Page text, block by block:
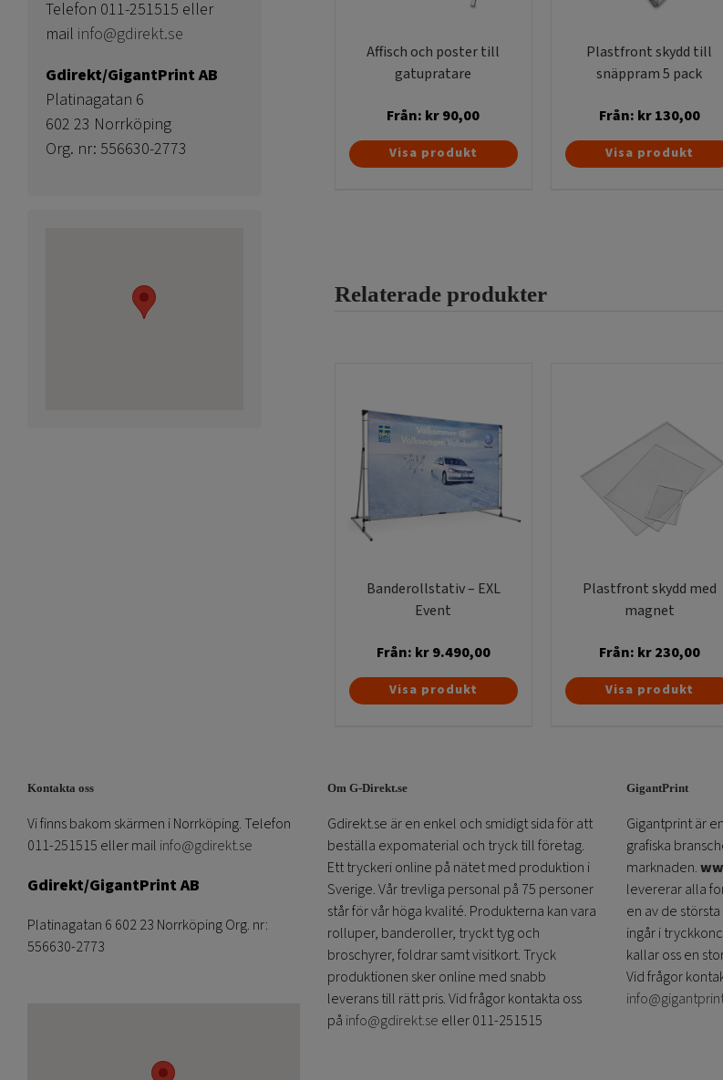
Affisch och poster till
gatupratare
Från: kr90,00
Den
här
olika
Visa produkt
Plastfront skydd till
snäppram 5 pack
Från: kr130,00
Den
här
Visa produkt
Relaterade produkter
Banderollstativ – EXL
Event
Från: kr9.490,00
Den
här
De
olika
alternativen
kan
väljas
på
produktsidan
Visa produkt
Plastfront skydd med
magnet
Från: kr230,00
Den
här
varianter.
De
olika
alternativen
kan
väljas
på
Visa produkt
Telefon 011-251515 eller
mail info@gdirekt.se
Gdirekt/GigantPrint AB
Platinagatan 6
602 23 Norrköping
Org. nr: 556630-2773
Kontakta oss
Vi finns bakom skärmen i Norrköping. Telefon
011-251515 eller mail info@gdirekt.se
Gdirekt/GigantPrint AB
Platinagatan 6 602 23 Norrköping Org. nr:
556630-2773
Om G-Direkt.se
Gdirekt.se är en enkel och smidigt sida för att
beställa expomaterial och tryck till företag.
Ett tryckeri online på nätet med produktion i
Sverige. Vår trevliga personal på 75 personer
står för vår höga kvalité. Produkterna kan vara
rolluper, banderoller, tryckt tyg och
broschyrer, foldrar samt visitkort. Tryck
produktionen sker online med snabb
leverans till rätt pris. Vid frågor kontakta oss
på info@gdirekt.se eller 011-251515
GigantPrint
Gigantprint är
grafiska
marknaden.
levererar alla
en av de
ingår i
kallar oss en
Vid frågor